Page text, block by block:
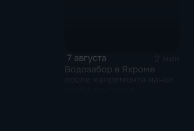
7 августа
Водозабор в Яхроме